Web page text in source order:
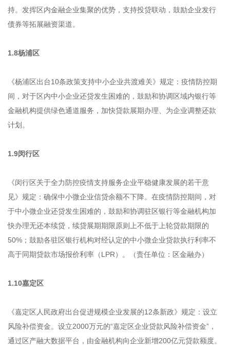
持。发挥区内金融企业集聚的优势，支持投贷联动，鼓励企业发行
债券等拓展融资渠道。
1.8杨浦区
《杨浦区出台10条政策支持中小企业共渡难关》规定：疫情防控期
间，对于区内中小企业还贷发生困难的，鼓励和协调区域内银行等
金融机构提供绿色通道服务，加快贷款展期办理、为企业调整还款
计划。
1.9闵行区
《闵行区关于全力防控疫情支持服务企业平稳健康发展的若干意
见》规定：确保中小微企业信贷余额不下降。在疫情防控期间，对
于中小微企业还贷发生困难的，鼓励和协调驻区银行等金融机构加
快办理无还本续贷，续贷展期期限原则上不低于上轮贷款期限的
50%；鼓励各驻区银行机构对经认定的中小微企业贷款执行利率不
高于同期贷款市场报价利率（LPR）。（责任单位：区金融办）
1.10嘉定区
《嘉定区人民政府出台促进规模企业发展的12条新政》规定：设立
风险补偿资金。设立2000万元的“嘉定区企业贷款风险补偿资金”，
通过区产融大数据平台，由金融机构向企业新增200亿元贷款额度。